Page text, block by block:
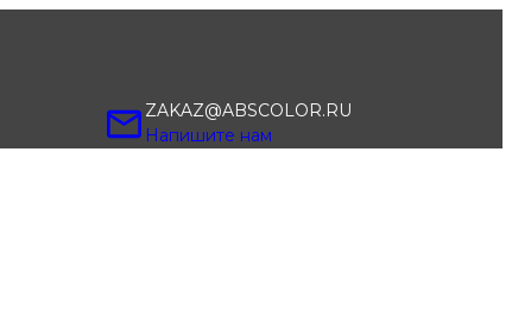
ZAKAZ@ABSCOLOR.RU
Напишите нам